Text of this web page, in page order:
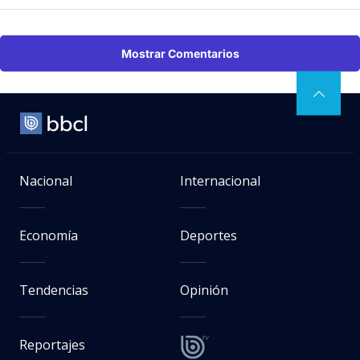
Mostrar Comentarios
Nacional Internacional
Economía Deportes
Tendencias Opinión
Reportajes